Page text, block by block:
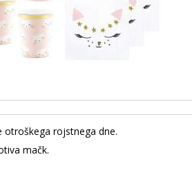
otroškega rojstnega dne.
mačk.